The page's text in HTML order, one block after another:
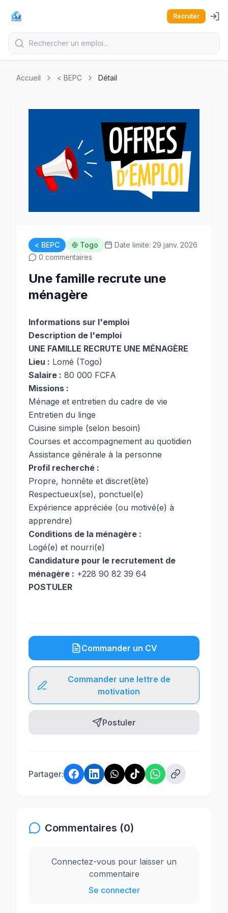
Recruter
Accueil < BEPC Détail
< BEPC Togo
Date limite: 29 janv. 2026
0 commentaires
Une famille recrute une
ménagère
Informations sur l'emploi
Description de l'emploi
UNE FAMILLE RECRUTE UNE MÉNAGÈRE
Lieu : Lomé (Togo)
Salaire : 80 000 FCFA
Missions :
Ménage et entretien du cadre de vie
Entretien du linge
Cuisine simple (selon besoin)
Courses et accompagnement au quotidien
Assistance générale à la personne
Profil recherché :
Propre, honnête et discret(ète)
Respectueux(se), ponctuel(e)
Expérience appréciée (ou motivé(e) à
apprendre)
Conditions de la ménagère :
Logé(e) et nourri(e)
Candidature pour le recrutement de
ménagère : +228 90 82 39 64
POSTULER
Commander un CV
Commander une lettre de
motivation
Postuler
Partager:
Commentaires (0)
Connectez-vous pour laisser un
commentaire
Se connecter